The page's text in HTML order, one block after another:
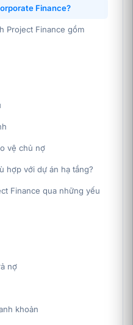
Finance?
Project Finance gồm
vệ chủ nợ
hợp với dự án hạ tầng?
Finance qua những yếu
nợ
khoản